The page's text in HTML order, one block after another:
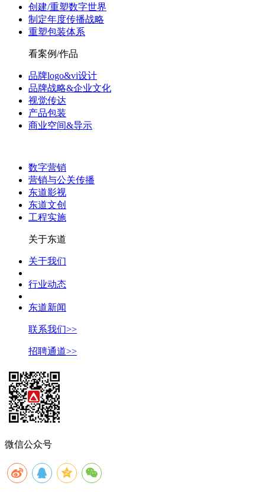
创建/重塑数字世界
制定年度传播战略
重塑包装体系
看案例/作品
品牌logo&vi设计
品牌战略&企业文化
视觉传达
产品包装
商业空间&导示
数字营销
营销与公关传播
东道影视
东道文创
工程实施
关于东道
关于我们
行业动态
东道新闻
联系我们>>
招聘通道>>
微信公众号